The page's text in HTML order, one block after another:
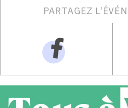
PARTAGEZ